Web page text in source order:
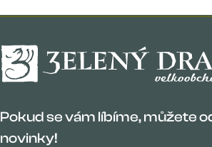
Pokud se vám líbíme, můžete
novinky!